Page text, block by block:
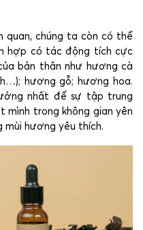
quan, chúng ta còn có thể
hợp có tác động tích cực
bản thân như hương cà
hương gỗ; hương hoa.
nhất để sự tập trung
mình trong không gian yên
hương yêu thích.